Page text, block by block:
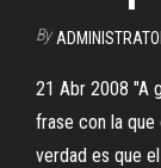
By
21 Abr 2008 "A
frase con la
verdad es que